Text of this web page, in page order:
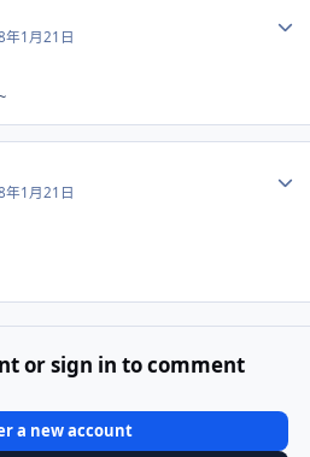
年1月21日
年1月21日
or sign in to comment
a new account